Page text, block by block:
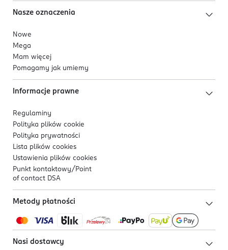
Nasze oznaczenia
Nowe
Mega
Mam więcej
Pomagamy jak umiemy
Informacje prawne
Regulaminy
Polityka plików cookie
Polityka prywatności
Lista plików cookies
Ustawienia plików cookies
Punkt kontaktowy/ Point
of contact DSA
Metody płatności
Nasi dostawcy